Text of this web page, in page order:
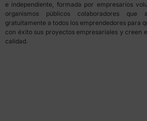
e independiente, formada por empresarios
organismos públicos colaboradores que
gratuitamente a todos los emprendedores para
con éxito sus proyectos empresariales y creen
calidad.